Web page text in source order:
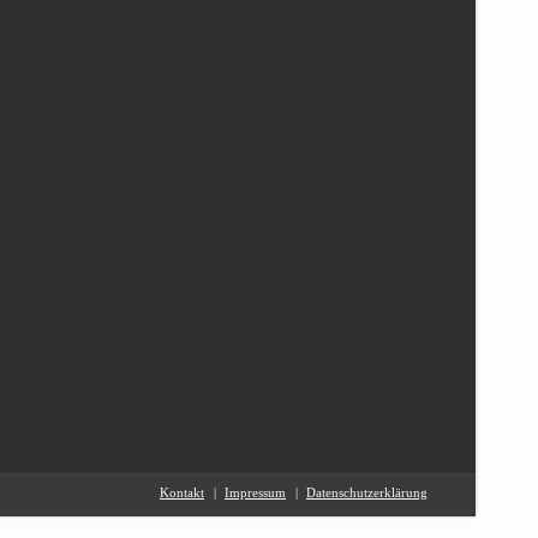
Kontakt Impressum Datenschutzerklärung